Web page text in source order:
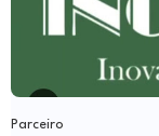
Parceiro